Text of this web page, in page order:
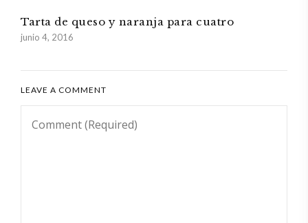
Tarta de queso y naranja para cuatro
junio 4, 2016
LEAVE A COMMENT